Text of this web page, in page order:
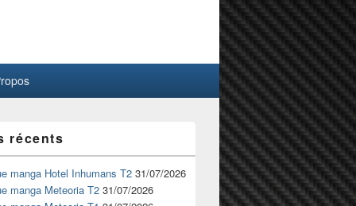
récents
manga Hotel Inhumans T2 31/07/2026
manga Meteoria T2 31/07/2026